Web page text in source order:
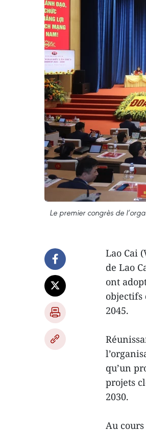
Le premier congrès de
Lao Cai
de Lao
ont
objectifs
2045.
qu’un
projets
2030.
Au